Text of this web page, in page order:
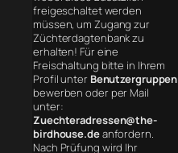
freigeschaltet werden
müssen, um Zugang zur
Züchterdagtenbank zu
erhalten! Für eine
Freischaltung bitte in Ihrem
Profil unter Benutzergruppen
bewerben oder per Mail
unter:
Zuechteradressen@the-
birdhouse.deanfordern.
Nach Prüfung wird Ihr